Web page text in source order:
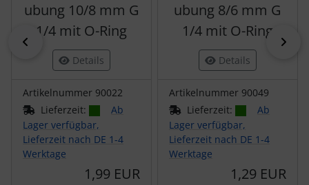
ubung 10/8 mm G
1/4 mit O-Ring
Details
Artikelnummer 90022
Lieferzeit:
Ab
Lager verfügbar,
Lieferzeit nach DE 1-4
Werktage
1,99 EUR
ubung 8/6 mm G
1/4 mit O-Ring
Details
Artikelnummer 90049
Lieferzeit:
Ab
Lager verfügbar,
Lieferzeit nach DE 1-4
Werktage
1,29 EUR